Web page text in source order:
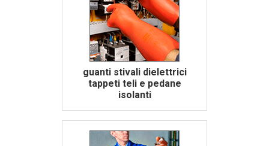
guanti stivali dielettrici
tappeti teli e pedane
isolanti